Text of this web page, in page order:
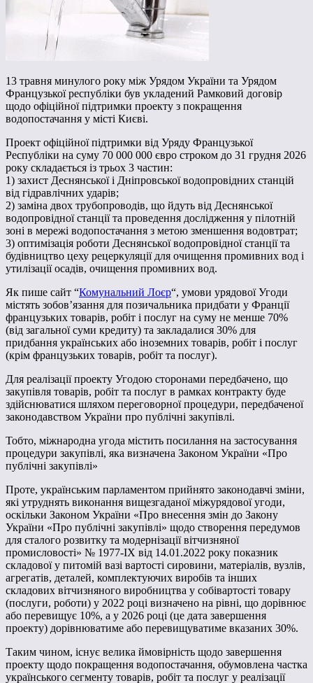
13 травня минулого року між Урядом України та Урядом
Французької республіки був укладений Рамковий договір
щодо офіційної підтримки проекту з покращення
водопостачання у місті Києві.
Проект офіційної підтримки від Уряду Французької
Республіки на суму 70 000 000 євро строком до 31 грудня 2026
року складається із трьох 3 частин:
1) захист Деснянської і Дніпровської водопровідних станцій
від гідравлічних ударів;
2) заміна двох трубопроводів, що йдуть від Деснянської
водопровідної станції та проведення дослідження у пілотній
зоні в мережі водопостачання з метою зменшення водовтрат;
3) оптимізація роботи Деснянської водопровідної станції та
будівництво цеху рецеркуляції для очищення промивних вод і
утилізації осадів, очищення промивних вод.
Як пише сайт “Комунальний Лоєр“, умови урядової Угоди
містять зобов’язання для позичальника придбати у Франції
французьких товарів, робіт і послуг на суму не менше 70%
(від загальної суми кредиту) та закладалися 30% для
придбання українських або іноземних товарів, робіт і послуг
(крім французьких товарів, робіт та послуг).
Для реалізації проекту Угодою сторонами передбачено, що
закупівля товарів, робіт та послуг в рамках контракту буде
здійснюватися шляхом переговорної процедури, передбаченої
законодавством України про публічні закупівлі.
Тобто, міжнародна угода містить посилання на застосування
процедури закупівлі, яка визначена Законом України «Про
публічні закупівлі»
Проте, українським парламентом прийнято законодавчі зміни,
які утруднять виконання вищезгаданої міжурядової угоди,
оскільки Законом України «Про внесення змін до Закону
України «Про публічні закупівлі» щодо створення передумов
для сталого розвитку та модернізації вітчизняної
промисловості» № 1977-IX від 14.01.2022 року показник
складової у питомій вазі вартості сировини, матеріалів, вузлів,
агрегатів, деталей, комплектуючих виробів та інших
складових вітчизняного виробництва у собівартості товару
(послуги, роботи) у 2022 році визначено на рівні, що дорівнює
або перевищує 10%, а у 2026 році (це дата завершення
проекту) дорівнюватиме або перевищуватиме вказаних 30%.
Таким чином, існує велика ймовірність щодо завершення
проекту щодо покращення водопостачання, обумовлена частка
українського сегменту товарів, робіт та послуг у реалізації